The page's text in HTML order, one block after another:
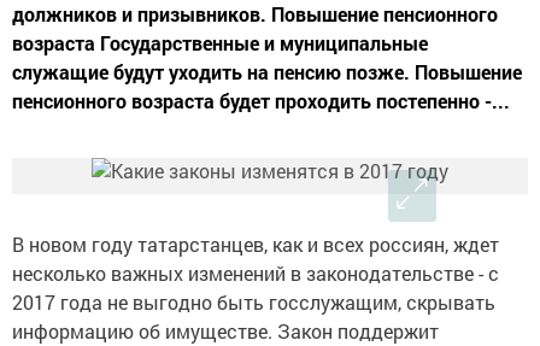
должников и призывников. Повышение пенсионного
возраста Государственные и муниципальные
служащие будут уходить на пенсию позже. Повышение
пенсионного возраста будет проходить постепенно -...
В новом году татарстанцев, как и всех россиян, ждет
несколько важных изменений в законодательстве - с
2017 года не выгодно быть госслужащим, скрывать
информацию об имуществе. Закон поддержит